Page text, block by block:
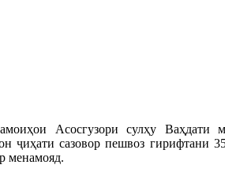
Асосгузори сулҳу Ваҳдати
ҷиҳати сазовор пешвоз гирифтани
менамояд.